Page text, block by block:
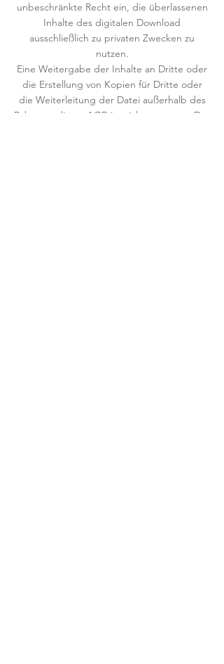
unbeschränkte Recht ein, die überlassenen
Inhalte des digitalen Download
ausschließlich zu privaten Zwecken zu
nutzen.
Eine Weitergabe der Inhalte an Dritte oder
die Erstellung von Kopien für Dritte oder
die Weiterleitung der Datei außerhalb des
Rahmens dieser AGB ist nicht gestattet. Der